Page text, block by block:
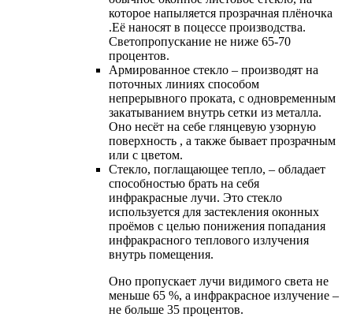
которое напыляется прозрачная плёночка
.Её наносят в поцессе производства.
Светопропускание не ниже 65-70
процентов.
Армированное стекло – производят на
поточных линиях способом
непрерывного проката, с одновременным
закатыванием внутрь сетки из металла.
Оно несёт на себе глянцевую узорную
поверхность , а также бывает прозрачным
или с цветом.
Стекло, поглащающее тепло, – обладает
способностью брать на себя
инфракрасные лучи. Это стекло
используется для застекления оконных
проёмов с целью понижения попадания
инфракрасного теплового излучения
внутрь помещения.
Оно пропускает лучи видимого света не
меньше 65 %, а инфракрасное излучение –
не больше 35 процентов.